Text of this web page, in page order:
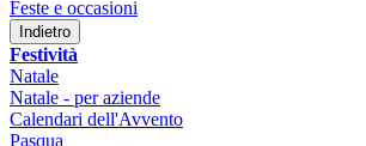
Feste e occasioni
Indietro
Festività
Natale
Natale - per aziende
Calendari dell'Avvento
Pasqua